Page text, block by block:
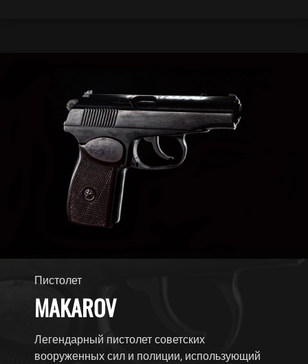
Пистолет
MAKAROV
Легендарный пистолет советских
вооруженных сил и полиции, использующий